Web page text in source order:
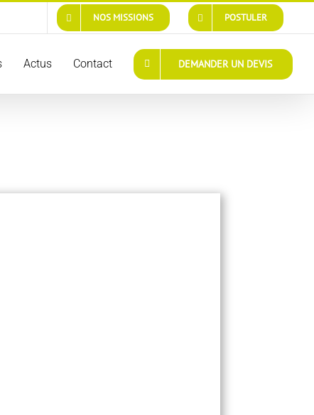
POSTULER
NOS MISSIONS
Actus Contact DEMANDER UN DEVIS